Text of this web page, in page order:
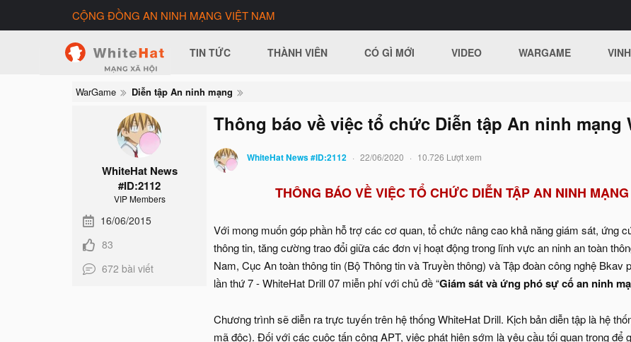
CỘNG ĐỒNG AN NINH MẠNG VIỆT NAM
TIN TỨC THÀNH VIÊN CÓ GÌ MỚI VIDEO WARGAME
WarGame Diễn tập An ninh mạng
WhiteHat News
#ID:2112
VIP Members
16/06/2015
83
672 bài viết
Thông báo về việc tổ chức Diễn tập An ninh mạng
WhiteHat News #ID:2112 22/06/2020 10.726 Lượt xem
THÔNG BÁO VỀ VIỆC TỔ CHỨC DIỄN TẬP AN NINH
Với mong muốn góp phần hỗ trợ các cơ quan, tổ chức nâng cao khả năng giám sát, ứng
thông tin, tăng cường trao đổi giữa các đơn vị hoạt động trong lĩnh vực an ninh an toàn
Nam, Cục An toàn thông tin (Bộ Thông tin và Truyền thông) và Tập đoàn công nghệ
lần thứ 7 - WhiteHat Drill 07 miễn phí với chủ đề “Giám sát và ứng phó sự cố an ninh
Chương trình sẽ diễn ra trực tuyến trên hệ thống WhiteHat Drill. Kịch bản diễn tập là hệ
mã độc). Đối với các cuộc tấn công APT, việc phát hiện sớm là yêu cầu tối quan trọng để